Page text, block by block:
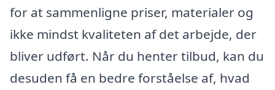
for at sammenligne priser, materialer og
ikke mindst kvaliteten af det arbejde, der
bliver udført. Når du henter tilbud, kan du
desuden få en bedre forståelse af, hvad